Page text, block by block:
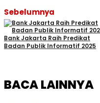
Sebelumnya
Bank Jakarta Raih Predikat
Badan Publik Informatif 2025
BACA LAINNYA